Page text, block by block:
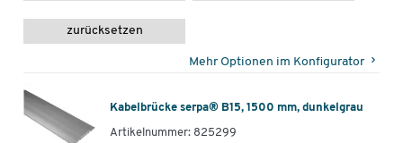
zurücksetzen
Mehr Optionen im Konfigurator
Kabelbrücke serpa® B15, 1500 mm, dunkelgrau
Artikelnummer: 825299